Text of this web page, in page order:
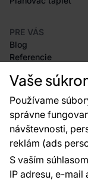
Vaše
Používame
správne
návštevnosti,
reklám (ads
S vaším
IP adresu, e-
PRE VÁS
Blog
Referencie
Rady a tipy
Najčastejšie otázky
Kontakty
Sme tu pre vás
týždni